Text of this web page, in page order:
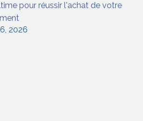
pour réussir l'achat de votre
2026